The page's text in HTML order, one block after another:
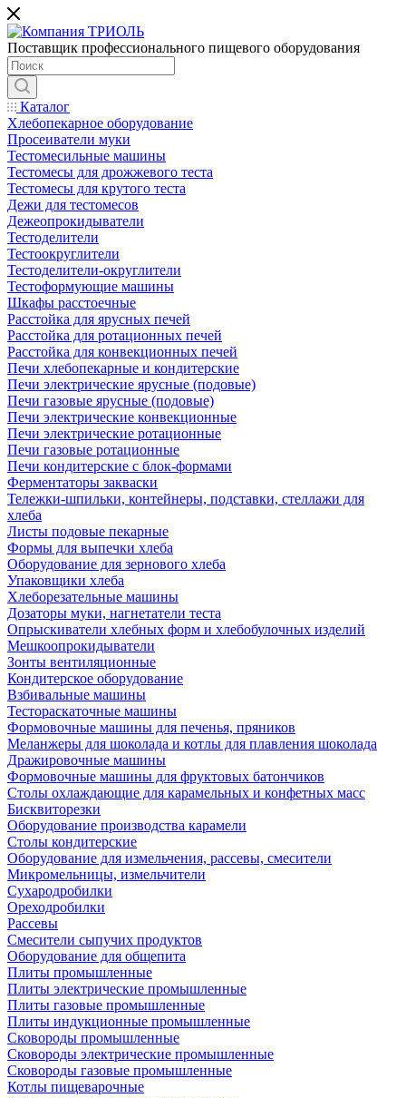
Поставщик профессионального пищевого оборудования
Каталог
Хлебопекарное оборудование
Просеиватели муки
Тестомесильные машины
Тестомесы для дрожжевого теста
Тестомесы для крутого теста
Дежи для тестомесов
Дежеопрокидыватели
Тестоделители
Тестоокруглители
Тестоделители-округлители
Тестоформующие машины
Шкафы расстоечные
Расстойка для ярусных печей
Расстойка для ротационных печей
Расстойка для конвекционных печей
Печи хлебопекарные и кондитерские
Печи электрические ярусные (подовые)
Печи газовые ярусные (подовые)
Печи электрические конвекционные
Печи электрические ротационные
Печи газовые ротационные
Печи кондитерские с блок-формами
Ферментаторы закваски
Тележки-шпильки, контейнеры, подставки, стеллажи для
хлеба
Листы подовые пекарные
Формы для выпечки хлеба
Оборудование для зернового хлеба
Упаковщики хлеба
Хлеборезательные машины
Дозаторы муки, нагнетатели теста
Опрыскиватели хлебных форм и хлебобулочных изделий
Мешкоопрокидыватели
Зонты вентиляционные
Кондитерское оборудование
Взбивальные машины
Тестораскаточные машины
Формовочные машины для печенья, пряников
Меланжеры для шоколада и котлы для плавления шоколада
Дражировочные машины
Формовочные машины для фруктовых батончиков
Столы охлаждающие для карамельных и конфетных масс
Бисквиторезки
Оборудование производства карамели
Столы кондитерские
Оборудование для измельчения, рассевы, смесители
Микромельницы, измельчители
Сухародробилки
Ореходробилки
Рассевы
Смесители сыпучих продуктов
Оборудование для общепита
Плиты промышленные
Плиты электрические промышленные
Плиты газовые промышленные
Плиты индукционные промышленные
Сковороды промышленные
Сковороды электрические промышленные
Сковороды газовые промышленные
Котлы пищеварочные